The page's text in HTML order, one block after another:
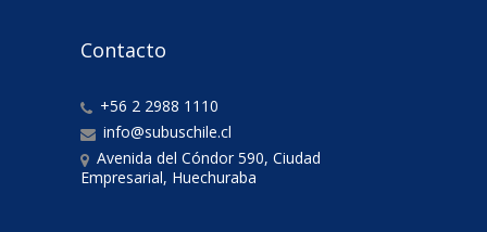
Contacto
+56 2 2988 1110
info@subuschile.cl
Avenida del Cóndor 590, Ciudad
Empresarial, Huechuraba